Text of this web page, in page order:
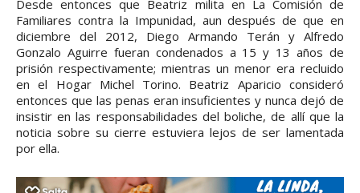
Desde entonces que Beatriz milita en La Comisión de
Familiares contra la Impunidad, aun después de que en
diciembre del 2012, Diego Armando Terán y Alfredo
Gonzalo Aguirre fueran condenados a 15 y 13 años de
prisión respectivamente; mientras un menor era recluido
en el Hogar Michel Torino. Beatriz Aparicio consideró
entonces que las penas eran insuficientes y nunca dejó de
insistir en las responsabilidades del boliche, de allí que la
noticia sobre su cierre estuviera lejos de ser lamentada
por ella.